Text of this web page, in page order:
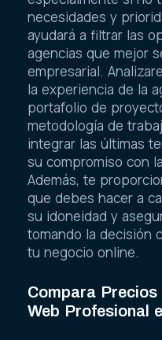
necesidades y
ayudará a filtrar las
agencias que mejor
empresarial.
la experiencia de la
portafolio de
metodología de
integrar las últimas
su compromiso con
Además, te
que debes hacer a
su idoneidad y
tomando la decisión
tu negocio online.
Compara
Web Profesional